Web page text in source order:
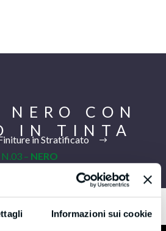
Informazioni sui cookie
CON
IN TINTA
in Stratificato
N.03 – NERO
BORDO IN TINTA